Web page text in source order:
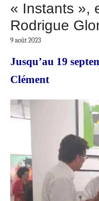
« Instants »,
Rodrigue
9 août 2023
Jusqu’au 19
Clément